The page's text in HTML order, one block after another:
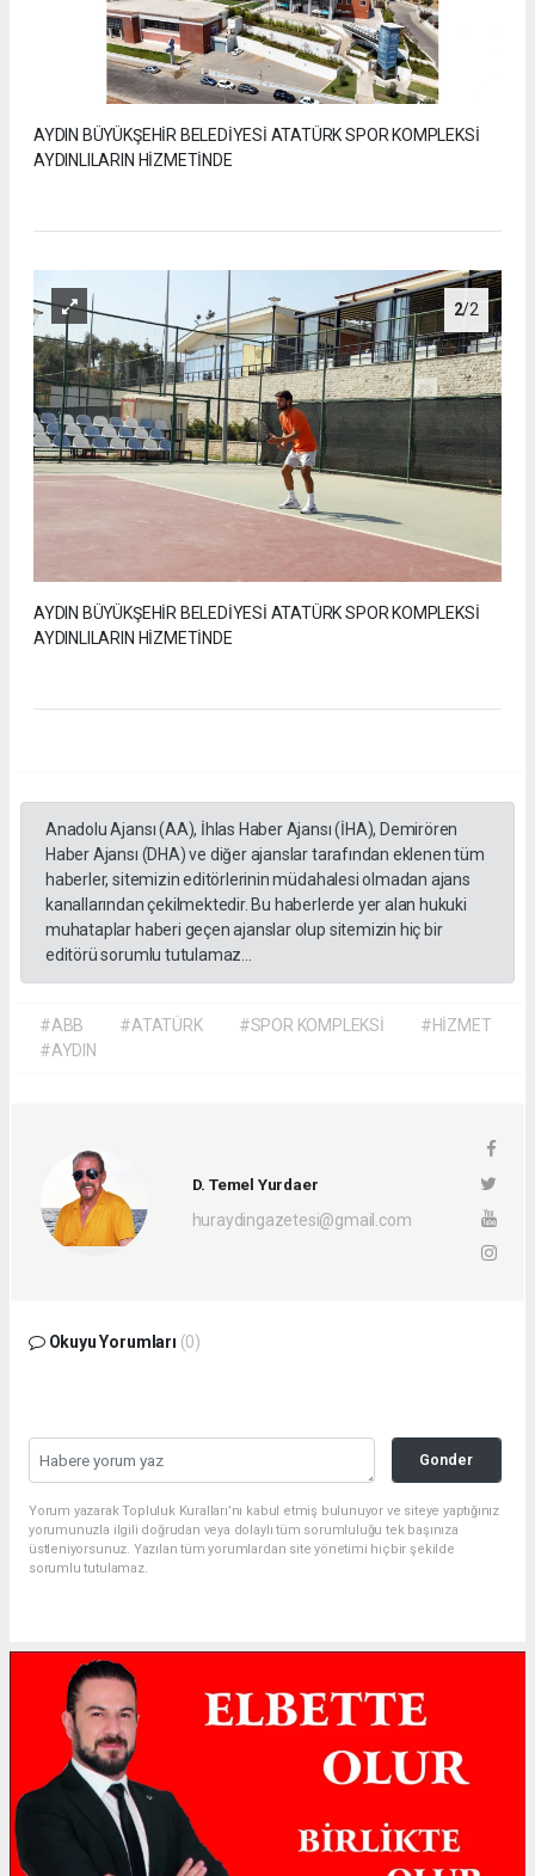
AYDIN BÜYÜKŞEHİR BELEDİYESİ ATATÜRK SPOR KOMPLEKSİ
AYDINLILARIN HİZMETİNDE
2/2
AYDIN BÜYÜKŞEHİR BELEDİYESİ ATATÜRK SPOR KOMPLEKSİ
AYDINLILARIN HİZMETİNDE
Anadolu Ajansı (AA), İhlas Haber Ajansı (İHA), Demirören
Haber Ajansı (DHA) ve diğer ajanslar tarafından eklenen tüm
haberler, sitemizin editörlerinin müdahalesi olmadan ajans
kanallarından çekilmektedir. Bu haberlerde yer alan hukuki
muhataplar haberi geçen ajanslar olup sitemizin hiç bir
editörü sorumlu tutulamaz...
#ABB #ATATÜRK #SPOR KOMPLEKSİ
#HİZMET
#AYDIN
D. Temel Yurdaer
huraydingazetesi@gmail.com
Okuyu Yorumları (0)
Gonder
Yorum yazarak Topluluk Kuralları’nı kabul etmiş bulunuyor ve siteye yaptığınız
yorumunuzla ilgili doğrudan veya dolaylı tüm sorumluluğu tek başınıza
üstleniyorsunuz. Yazılan tüm yorumlardan site yönetimi hiçbir şekilde
sorumlu tutulamaz.